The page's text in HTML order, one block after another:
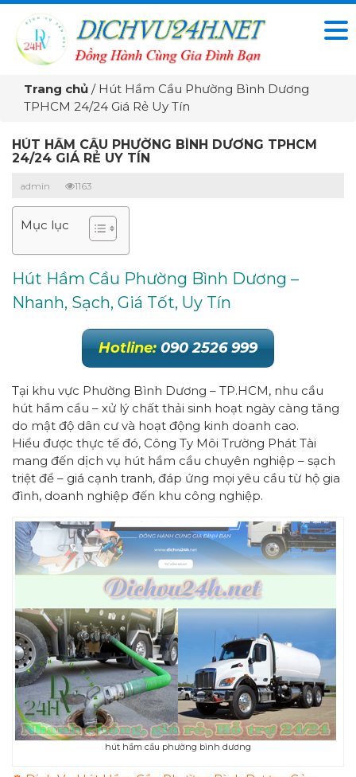
Trang chủ / Hút Hầm Cầu Phường Bình Dương
TPHCM 24/24 Giá Rẻ Uy Tín
HÚT HẦM CẦU PHƯỜNG BÌNH DƯƠNG TPHCM
24/24 GIÁ RẺ UY TÍN
admin 1163
Mục lục
Hút Hầm Cầu Phường Bình Dương –
Nhanh, Sạch, Giá Tốt, Uy Tín
Hotline: 090 2526 999
Tại khu vực Phường Bình Dương – TP.HCM, nhu cầu
hút hầm cầu – xử lý chất thải sinh hoạt ngày càng tăng
do mật độ dân cư và hoạt động kinh doanh cao.
Hiểu được thực tế đó, Công Ty Môi Trường Phát Tài
mang đến dịch vụ hút hầm cầu chuyên nghiệp – sạch
triệt để – giá cạnh tranh, đáp ứng mọi yêu cầu từ hộ gia
đình, doanh nghiệp đến khu công nghiệp.
hút hầm cầu phường bình dương